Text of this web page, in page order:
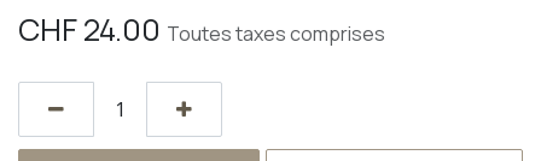
CHF24.00 Toutes taxes comprises